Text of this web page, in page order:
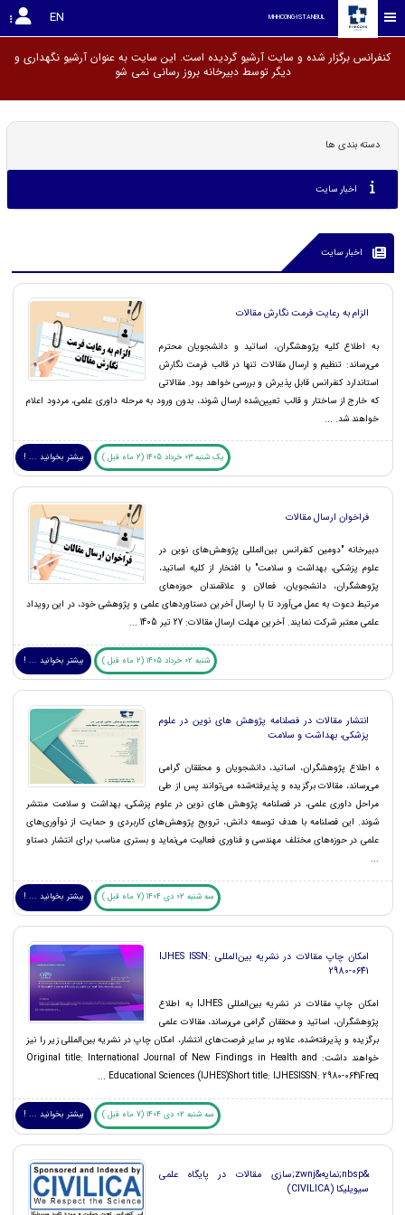
MHHCONG-ISTANBUL
EN
کنفرانس برگزار شده و سایت آرشیو گردیده است. این سایت به عنوان آرشیو نگهداری و
دیگر توسط دبیرخانه بروز رسا
دسته بندی ها
اخبار سایت
اخبار سایت
الزام به رعایت فرمت نگارش مقالات
به اطلاع کلیه پژوهشگران، اساتید و دانشجویان محترم
می‌رساند: تنظیم و ارسال مقالات تنها در قالب فرمت نگارش
استاندارد کنفرانس قابل پذیرش و بررسی خواهد بود. مقالاتی
که خارج از ساختار و قالب تعیین‌شده ارسال شوند، بدون ورود به مرحله داوری علمی، مردود اعلام
خواهند شد. ...
یک شنبه 03 خرداد 1405 (2 ماه قبل ) بیشتر بخوانید ... !
فراخوان ارسال مقالات
دبیرخانه "دومین کنفرانس بین‌المللی پژوهش‌های نوین در
علوم پزشکی، بهداشت و سلامت" با افتخار از کلیه اساتید،
پژوهشگران، دانشجویان، فعالان و علاقمندان حوزه‌های
مرتبط دعوت به عمل می‌آورد تا با ارسال آخرین دستاوردهای علمی و پژوهشی خود، در این رویداد
علمی معتبر شرکت نمایند. آخرین مهلت ارسال مقالات: 27 تیر 1405 ...
شنبه 02 خرداد 1405 (2 ماه قبل ) بیشتر بخوانید ... !
انتشار مقالات در فصلنامه پژوهش های نوین در علوم
پزشکی، بهداشت و سلامت
ه اطلاع پژوهشگران، اساتید، دانشجویان و محققان گرامی
می‌رساند، مقالات برگزیده و پذیرفته‌شده می‌توانند پس از طی
مراحل داوری علمی، در فصلنامه پژوهش های نوین در علوم پزشکی، بهداشت و سلامت منتشر
شوند. این فصلنامه با هدف توسعه دانش، ترویج پژوهش‌های کاربردی و حمایت از نوآوری‌های
علمی در حوزه‌های مختلف مهندسی و فناوری فعالیت می‌نماید و بستری مناسب برای انتشار دستاو
...
سه شنبه 02 دی 1404 (7 ماه قبل ) بیشتر بخوانید ... !
امکان چاپ مقالات در نشریه بین‌المللی IJHES ISSN:
2980-0641
امکان چاپ مقالات در نشریه بین‌المللی IJHES به اطلاع
پژوهشگران، اساتید و محققان گرامی می‌رساند، مقالات علمی
برگزیده و پذیرفته‌شده، علاوه بر سایر فرصت‌های انتشار، امکان چاپ در نشریه بین‌المللی زیر را نیز
خواهند داشت: Original title: International Journal of New Findings in Health and
Educational Sciences (IJHES)Short title: IJHESISSN: 2980-0641Freq ...
سه شنبه 02 دی 1404 (7 ماه قبل ) بیشتر بخوانید ... !
&nbsp;نمایه&zwnj;سازی مقالات در پایگاه علمی
سیویلیکا (CIVILICA)